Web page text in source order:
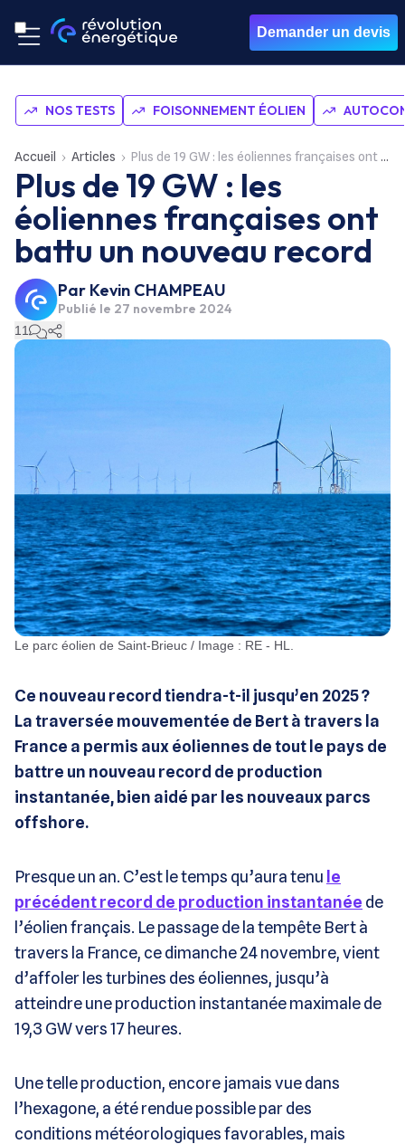
Demander un devis
NOS TESTS FOISONNEMENT ÉOLIEN
Accueil Articles Plus de 19 GW : les éoliennes françaises ont battu un nouveau record
Plus de 19 GW : les
éoliennes françaises ont
battu un nouveau record
Par Kevin CHAMPEAU
Publié le 27 novembre 2024
11
Le parc éolien de Saint-Brieuc / Image : RE - HL.
Ce nouveau record tiendra-t-il jusqu’en 2025 ?
La traversée mouvementée de Bert à travers la
France a permis aux éoliennes de tout le pays de
battre un nouveau record de production
instantanée, bien aidé par les nouveaux parcs
offshore.
Presque un an. C’est le temps qu’aura tenu le
précédent record de production instantanée de
l’éolien français. Le passage de la tempête Bert à
travers la France, ce dimanche 24 novembre, vient
d’affoler les turbines des éoliennes, jusqu’à
atteindre une production instantanée maximale de
19,3 GW vers 17 heures.
Une telle production, encore jamais vue dans
l’hexagone, a été rendue possible par des
conditions météorologiques favorables, mais